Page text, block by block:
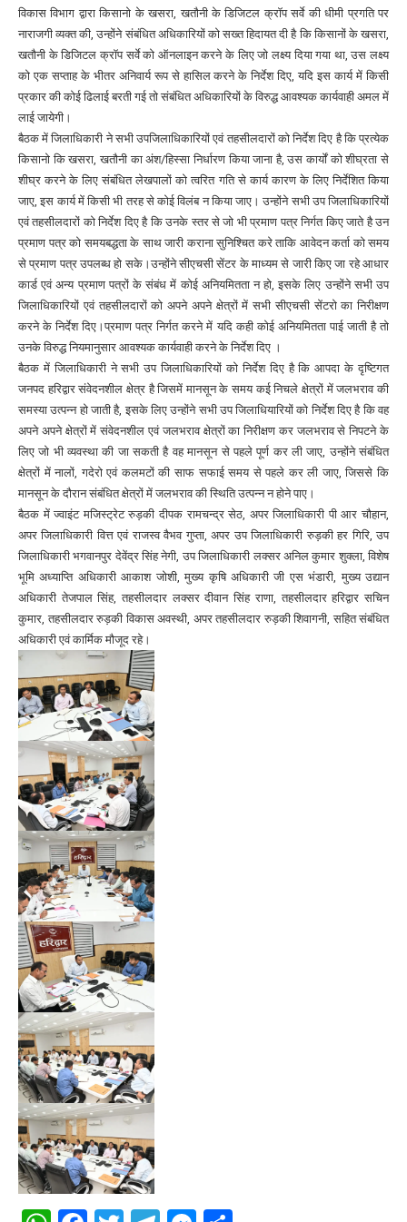
विकास विभाग द्वारा किसानो के खसरा, खतौनी के डिजिटल क्रॉप सर्वे की धीमी प्रगति पर
नाराजगी व्यक्त की, उन्होंने संबंधित अधिकारियों को सख्त हिदायत दी है कि किसानों के खसरा,
खतौनी के डिजिटल क्रॉप सर्वे को ऑनलाइन करने के लिए जो लक्ष्य दिया गया था, उस लक्ष्य
को एक सप्ताह के भीतर अनिवार्य रूप से हासिल करने के निर्देश दिए, यदि इस कार्य में किसी
प्रकार की कोई ढिलाई बरती गई तो संबंधित अधिकारियों के विरुद्ध आवश्यक कार्यवाही अमल में
लाई जायेगी।
बैठक में जिलाधिकारी ने सभी उपजिलाधिकारियों एवं तहसीलदारों को निर्देश दिए है कि प्रत्येक
किसानो कि खसरा, खतौनी का अंश/हिस्सा निर्धारण किया जाना है, उस कार्यों को शीघ्रता से
शीघ्र करने के लिए संबंधित लेखपालों को त्वरित गति से कार्य कारण के लिए निर्देशित किया
जाए, इस कार्य में किसी भी तरह से कोई विलंब न किया जाए। उन्होंने सभी उप जिलाधिकारियों
एवं तहसीलदारों को निर्देश दिए है कि उनके स्तर से जो भी प्रमाण पत्र निर्गत किए जाते है उन
प्रमाण पत्र को समयबद्धता के साथ जारी कराना सुनिश्चित करे ताकि आवेदन कर्ता को समय
से प्रमाण पत्र उपलब्ध हो सके।उन्होंने सीएचसी सेंटर के माध्यम से जारी किए जा रहे आधार
कार्ड एवं अन्य प्रमाण पत्रों के संबंध में कोई अनियमितता न हो, इसके लिए उन्होंने सभी उप
जिलाधिकारियों एवं तहसीलदारों को अपने अपने क्षेत्रों में सभी सीएचसी सेंटरो का निरीक्षण
करने के निर्देश दिए।प्रमाण पत्र निर्गत करने में यदि कही कोई अनियमितता पाई जाती है तो
उनके विरुद्ध नियमानुसार आवश्यक कार्यवाही करने के निर्देश दिए ।
बैठक में जिलाधिकारी ने सभी उप जिलाधिकारियों को निर्देश दिए है कि आपदा के दृष्टिगत
जनपद हरिद्वार संवेदनशील क्षेत्र है जिसमें मानसून के समय कई निचले क्षेत्रों में जलभराव की
समस्या उत्पन्न हो जाती है, इसके लिए उन्होंने सभी उप जिलाधियारियों को निर्देश दिए है कि वह
अपने अपने क्षेत्रों में संवेदनशील एवं जलभराव क्षेत्रों का निरीक्षण कर जलभराव से निपटने के
लिए जो भी व्यवस्था की जा सकती है वह मानसून से पहले पूर्ण कर ली जाए, उन्होंने संबंधित
क्षेत्रों में नालों, गदेरो एवं कलमटों की साफ सफाई समय से पहले कर ली जाए, जिससे कि
मानसून के दौरान संबंधित क्षेत्रों में जलभराव की स्थिति उत्पन्न न होने पाए।
बैठक में ज्वाइंट मजिस्ट्रेट रुड़की दीपक रामचन्द्र सेठ, अपर जिलाधिकारी पी आर चौहान,
अपर जिलाधिकारी वित्त एवं राजस्व वैभव गुप्ता, अपर उप जिलाधिकारी रुड़की हर गिरि, उप
जिलाधिकारी भगवानपुर देवेंद्र सिंह नेगी, उप जिलाधिकारी लक्सर अनिल कुमार शुक्ला, विशेष
भूमि अध्याप्ति अधिकारी आकाश जोशी, मुख्य कृषि अधिकारी जी एस भंडारी, मुख्य उद्यान
अधिकारी तेजपाल सिंह, तहसीलदार लक्सर दीवान सिंह राणा, तहसीलदार हरिद्वार सचिन
कुमार, तहसीलदार रुड़की विकास अवस्थी, अपर तहसीलदार रुड़की शिवागनी, सहित संबंधित
अधिकारी एवं कार्मिक मौजूद रहे।